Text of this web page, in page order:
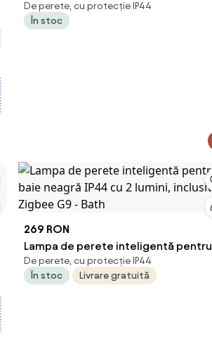
Jerre
De perete, cu protecție IP44
În stoc
269 RON
Lampa de perete inteligentă pentru
baie neagră IP44 cu 2 lumini, inclusiv
Zigbee G9 - Bath
De perete, cu protecție IP44
În stoc
Livrare gratuită